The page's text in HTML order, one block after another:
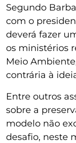
Segundo
com o
deverá fazer
os ministérios
Meio
contrária à
Entre outros
sobre a
modelo não
desafio, neste